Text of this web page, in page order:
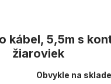
kábel, 5,5m s
žiaroviek
Obvykle na